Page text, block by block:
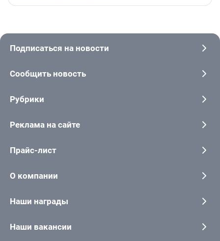
Подписаться на новости
Сообщить новость
Рубрики
Реклама на сайте
Прайс-лист
О компании
Наши награды
Наши вакансии